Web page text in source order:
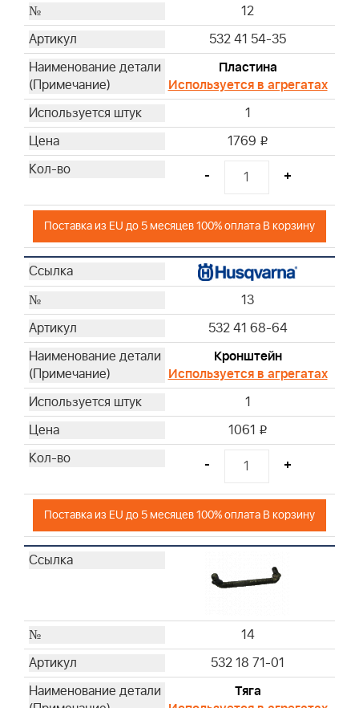
12
532 41 54-35
Пластина
Используется в агрегатах
1
1769 i
- +
Поставка из EU до 5 месяцев 100% оплата В корзину
13
532 41 68-64
Кронштейн
Используется в агрегатах
1
1061 i
- +
Поставка из EU до 5 месяцев 100% оплата В корзину
14
532 18 71-01
Тяга